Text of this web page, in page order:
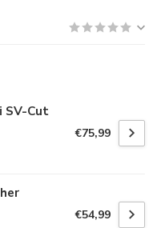
SV-Cut
€75,99
€54,99